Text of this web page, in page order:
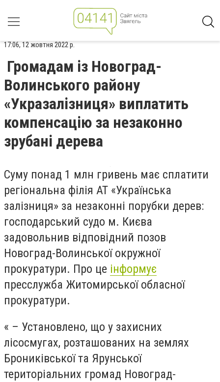
17:06, 12 жовтня 2022 р.
Громадам із Новоград-
Волинського району
«Укразалізниця» виплатить
компенсацію за незаконно
зрубані дерева
Суму понад 1 млн гривень має сплатити
регіональна філія АТ «Українська
залізниця» за незаконні порубки дерев:
господарський судо м. Києва
задовольнив відповідний позов
Новоград-Волинської окружної
прокуратури. Про це інформує
пресслужба Житомирської обласної
прокуратури.
« – Установлено, що у захисних
лісосмугах, розташованих на землях
Брониківської та Ярунської
територіальних громад Новоград-